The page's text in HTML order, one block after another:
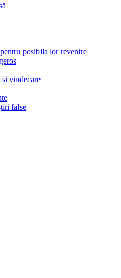
posibila lor revenire
vindecare
false